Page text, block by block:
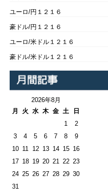
ユーロ/円１２１６
豪ドル/円１２１６
ユーロ/米ドル１２１６
豪ドル/米ドル１２１６
2026年8月
月
火 水 木 金 土 日
1
2
3
4 5 6 7 8
9
10 11 12 13 14 15 16
17 18 19 20 21 22 23
24 25 26 27 28 29 30
31